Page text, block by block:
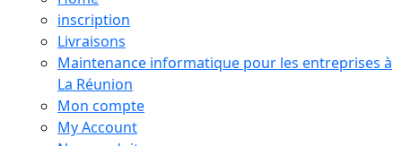
inscription
Livraisons
Maintenance informatique pour les entreprises à
La Réunion
Mon compte
My Account